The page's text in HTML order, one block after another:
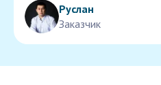
Руслан
Заказчик